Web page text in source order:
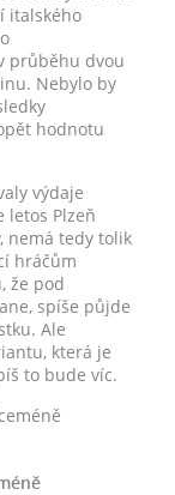
italského
průběhu dvou
Nebylo by
hodnotu
výdaje
letos Plzeň
nemá tedy tolik
hráčům
že pod
spíše půjde
Ale
která je
to bude víc.